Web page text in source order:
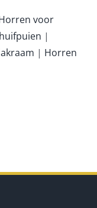
voor
|
| Horren